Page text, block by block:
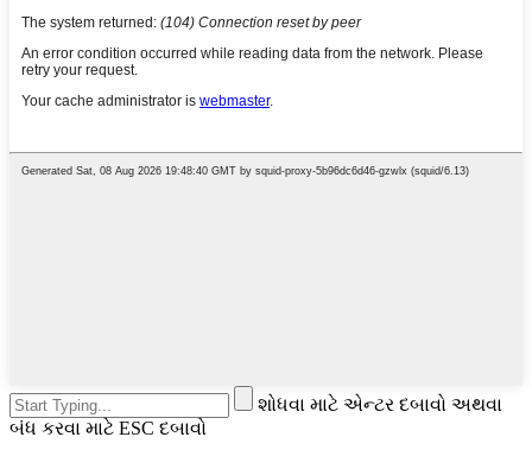
શોધવા માટે એન્ટર દબાવો અથવા
બંધ કરવા માટે ESC દબાવો